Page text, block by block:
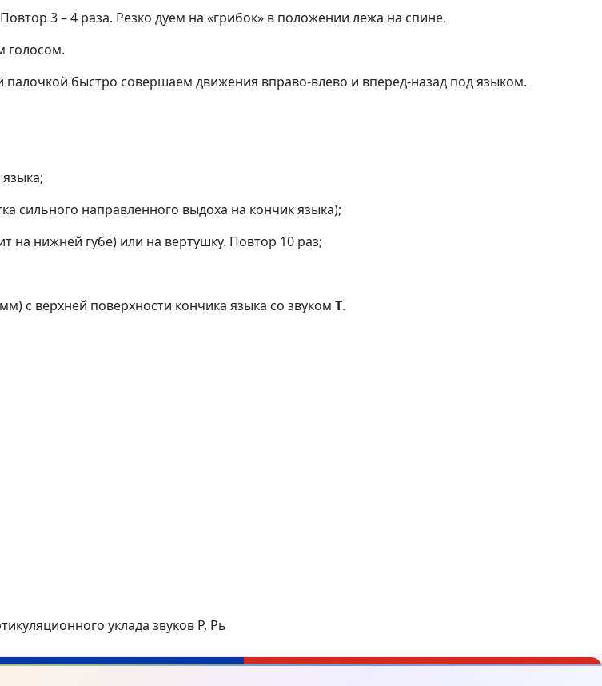
3 – 4 раза. Резко дуем на «грибок» в положении лежа на спине.
голосом.
быстро совершаем движения вправо-влево и вперед-назад под языком.
сильного направленного выдоха на кончик языка);
нижней губе) или на вертушку. Повтор 10 раз;
с верхней поверхности кончика языка со звуком Т.
уклада звуков Р, Рь